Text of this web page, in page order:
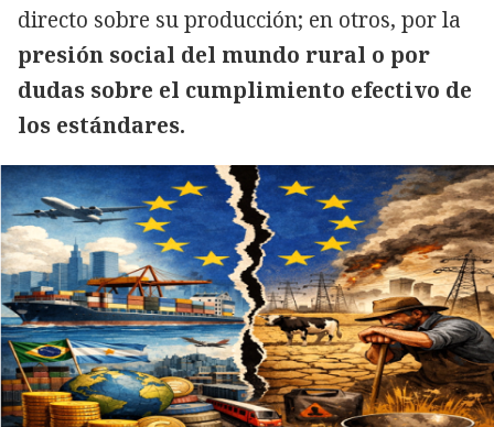
directo sobre su producción; en otros, por la
presión social del mundo rural o por
dudas sobre el cumplimiento efectivo de
los estándares.